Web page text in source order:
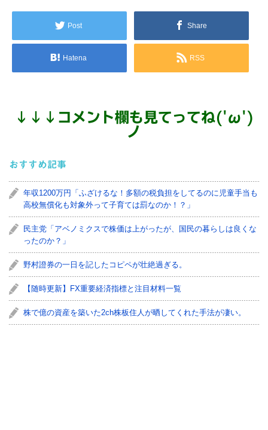
Post Share
Hatena RSS
↓ ↓ ↓ コメント欄も見てってね('ω')
ノ
おすすめ記事
年収1200万円「ふざけるな！多額の税負担をしてるのに児童手当も
高校無償化も対象外って子育ては罰なのか！？」
民主党「アベノミクスで株価は上がったが、国民の暮らしは良くな
ったのか？」
野村證券の一日を記したコピペが壮絶過ぎる。
【随時更新】FX重要経済指標と注目材料一覧
株で億の資産を築いた2ch株板住人が晒してくれた手法が凄い。